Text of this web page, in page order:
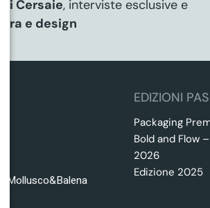
Cersaie, interviste esclusive e
e design
Mollusco&Balena
EDIZIONI
Packaging
Bold and Flow
2026
Edizione 2025